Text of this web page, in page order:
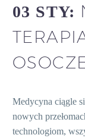
03 STY:
Medycyna ciągle
nowych
technologiom,